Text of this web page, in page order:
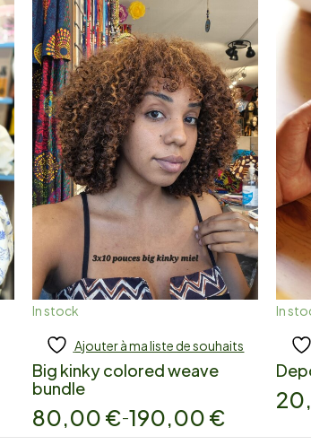
In stock
Add to cart
Ajouter à ma liste de souhaits
Big kinky colored weave
bundle
80,00 €–190,00 €
In